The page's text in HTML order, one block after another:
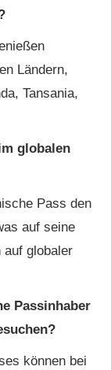
Ländern,
Tansania,
globalen
Pass den
auf seine
globaler
Passinhaber
können bei